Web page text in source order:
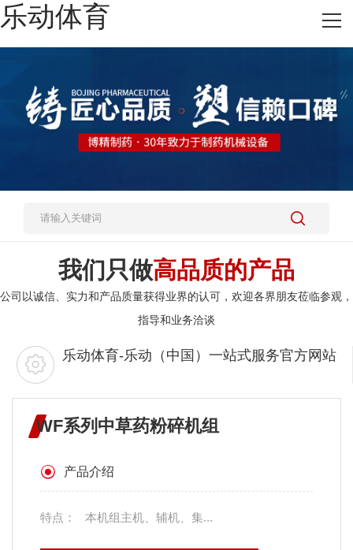
乐动体育
网站乐动体育
施工案例
人才招聘
乐动体育-乐动（中国）一站式服务官方网站
我们只做高品质的产品
公司以诚信、实力和产品质量获得业界的认可，欢迎各界朋友莅临参观，
指导和业务洽谈
乐动体育-乐动（中国）一站式服务官方网站
WF系列中草药粉碎机组
产品介绍
特点： 本机组主机、辅机、集...